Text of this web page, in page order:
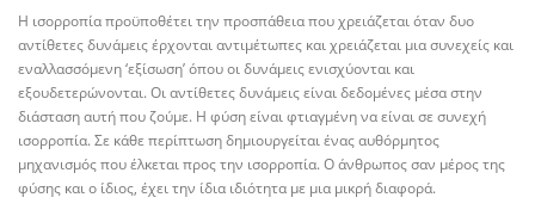
Η ισορροπία προϋποθέτει την προσπάθεια που χρειάζεται όταν δυο
αντίθετες δυνάμεις έρχονται αντιμέτωπες και χρειάζεται μια συνεχείς και
εναλλασσόμενη ‘εξίσωση’ όπου οι δυνάμεις ενισχύονται και
εξουδετερώνονται. Οι αντίθετες δυνάμεις είναι δεδομένες μέσα στην
διάσταση αυτή που ζούμε. Η φύση είναι φτιαγμένη να είναι σε συνεχή
ισορροπία. Σε κάθε περίπτωση δημιουργείται ένας αυθόρμητος
μηχανισμός που έλκεται προς την ισορροπία. Ο άνθρωπος σαν μέρος της
φύσης και ο ίδιος, έχει την ίδια ιδιότητα με μια μικρή διαφορά.